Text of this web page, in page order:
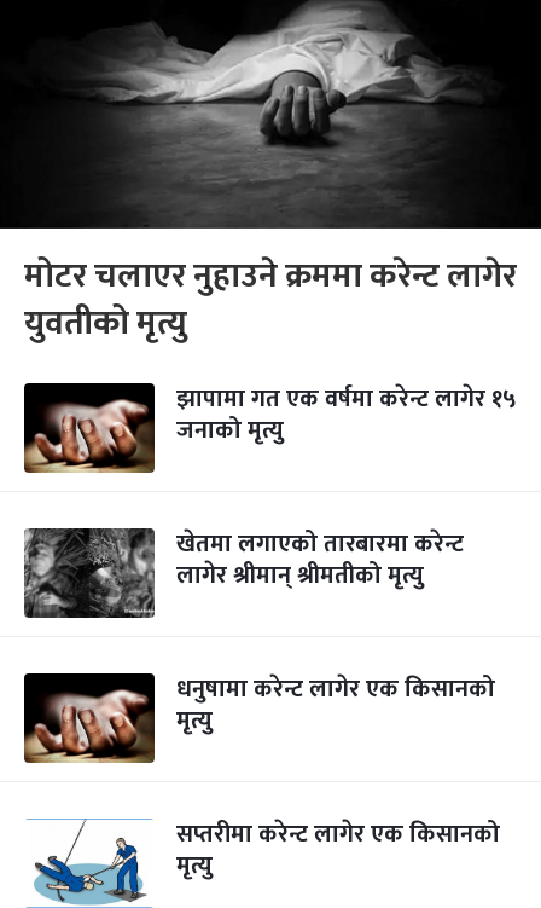
मोटर चलाएर नुहाउने क्रममा करेन्ट लागेर
युवतीको मृत्यु
झापामा गत एक वर्षमा करेन्ट लागेर १५
जनाको मृत्यु
खेतमा लगाएको तारबारमा करेन्ट
लागेर श्रीमान् श्रीमतीको मृत्यु
धनुषामा करेन्ट लागेर एक किसानको
मृत्यु
सप्तरीमा करेन्ट लागेर एक किसानको
मृत्यु